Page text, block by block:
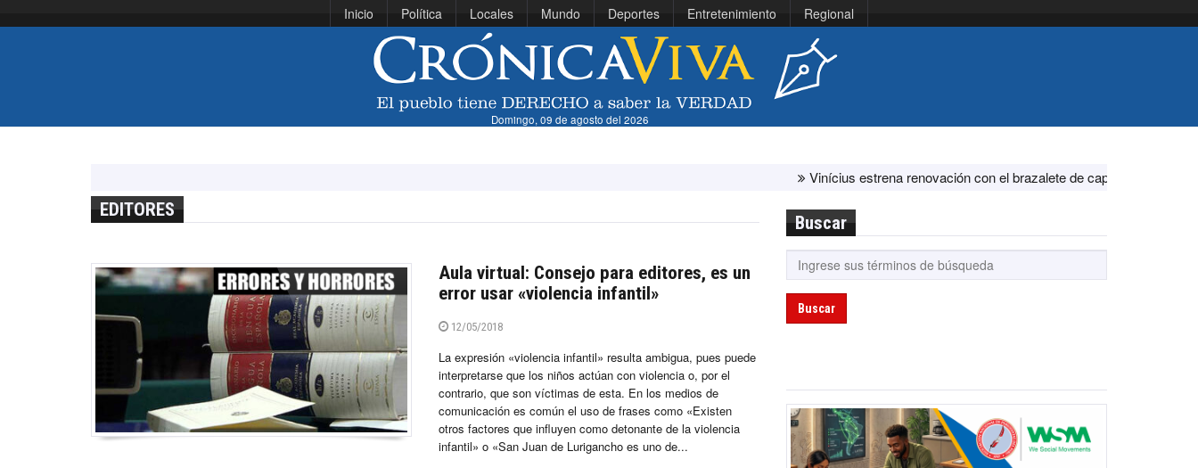
Inicio Política Locales Mundo Deportes Entretenimiento Regional
Domingo, 09 de agosto del 2026
Vinícius estrena renovación con el brazalete de capitán en el Real Madrid
EDITORES
Aula virtual: Consejo para editores, es un
error usar «violencia infantil»
12/05/2018
La expresión «violencia infantil» resulta ambigua, pues puede
interpretarse que los niños actúan con violencia o, por el
contrario, que son víctimas de esta. En los medios de
comunicación es común el uso de frases como «Existen
otros factores que influyen como detonante de la violencia
infantil» o «San Juan de Lurigancho es uno de...
Buscar
Buscar